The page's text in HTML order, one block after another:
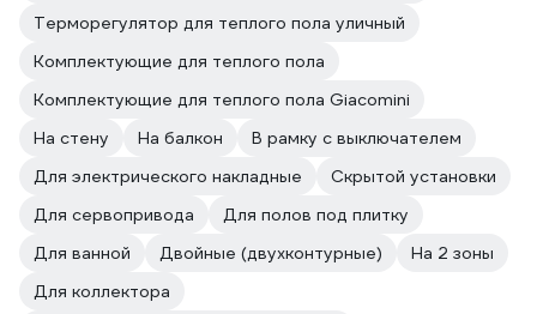
Терморегулятор для теплого пола уличный
Комплектующие для теплого пола
Комплектующие для теплого пола Giacomini
На стену
На балкон
В рамку с выключателем
Для электрического накладные
Скрытой установки
Для сервопривода
Для полов под плитку
Для ванной
Двойные (двухконтурные)
На 2 зоны
Для коллектора